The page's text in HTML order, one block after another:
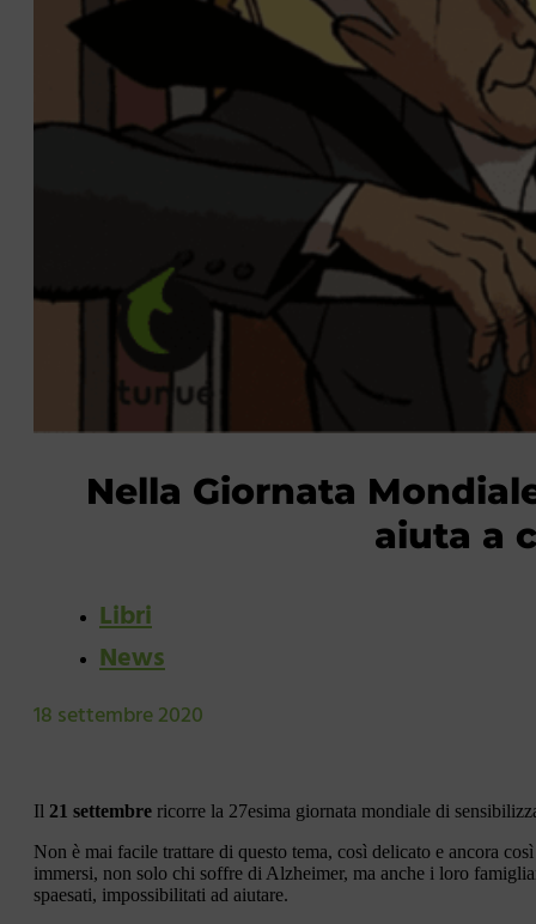
Nella Giornata
aiuta a
Libri
News
18 settembre 2020
Il 21 settembre ricorre la 27esima giornata mondiale di
Non è mai facile trattare di questo tema, così delicato e ancora
immersi, non solo chi soffre di Alzheimer, ma anche i loro
spaesati, impossibilitati ad aiutare.